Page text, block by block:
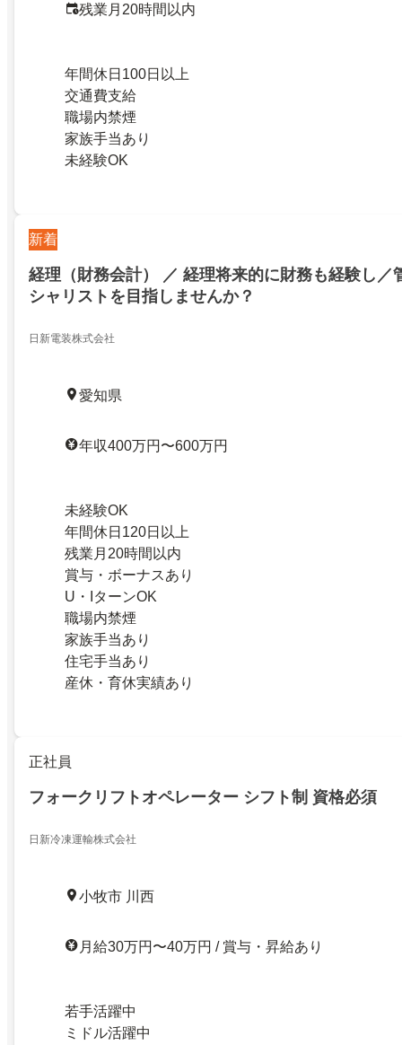
残業月20時間以内
年間休日100日以上
交通費支給
職場内禁煙
家族手当あり
未経験OK
新着
経理（財務会計） ／ 経理将来的に財務も経験し／
シャリストを目指しませんか？
日新電装株式会社
愛知県
年収400万円〜600万円
未経験OK
年間休日120日以上
残業月20時間以内
賞与・ボーナスあり
U・IターンOK
職場内禁煙
家族手当あり
住宅手当あり
産休・育休実績あり
正社員
フォークリフトオペレーター シフト制 資格必須
日新冷凍運輸株式会社
小牧市 川西
月給30万円〜40万円 / 賞与・昇給あり
若手活躍中
ミドル活躍中